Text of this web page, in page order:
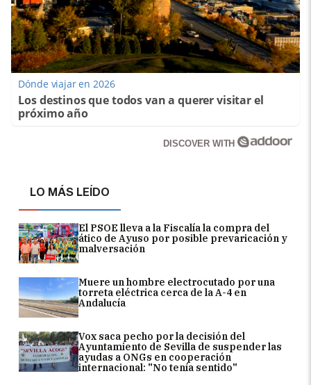
LO MÁS LEÍDO
El PSOE lleva a la Fiscalía la compra del
ático de Ayuso por posible prevaricación y
malversación
Muere un hombre electrocutado por una
torreta eléctrica cerca de la A-4 en
Andalucía
Vox saca pecho por la decisión del
Ayuntamiento de Sevilla de suspender las
ayudas a ONGs en cooperación
internacional: "No tenía sentido"
Dónde viajar en 2026
Los destinos que todos van a querer visitar el
próximo año
DISCOVER WITH